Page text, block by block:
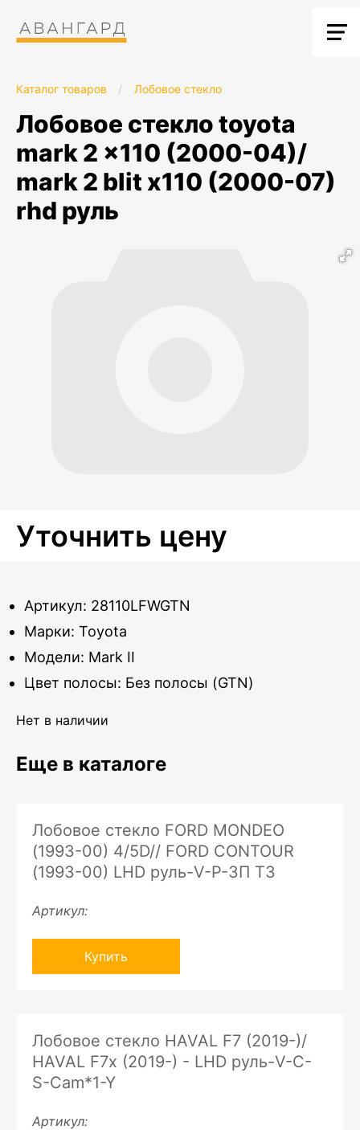
Каталог товаров / Лобовое стекло
лобовое стекло toyota
mark 2 x110 (2000-04)/
mark 2 blit x110 (2000-07)
rhd руль
Уточнить цену
Артикул: 28110LFWGTN
Марки: Toyota
Модели: Mark II
Цвет полосы: Без полосы (GTN)
Нет в наличии
Еще в каталоге
Лобовое стекло FORD MONDEO
(1993-00) 4/5D// FORD CONTOUR
(1993-00) LHD руль-V-P-ЗП ТЗ
Артикул:
Купить
Лобовое стекло HAVAL F7 (2019-)/
HAVAL F7x (2019-) - LHD руль-V-C-
S-Cam*1-Y
Артикул: